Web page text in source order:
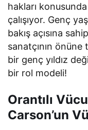
hakları
çalışıyor. Genç
bakış açısına
sanatçının önüne
bir genç yıldız
bir rol modeli!
Orantılı
Carson’un